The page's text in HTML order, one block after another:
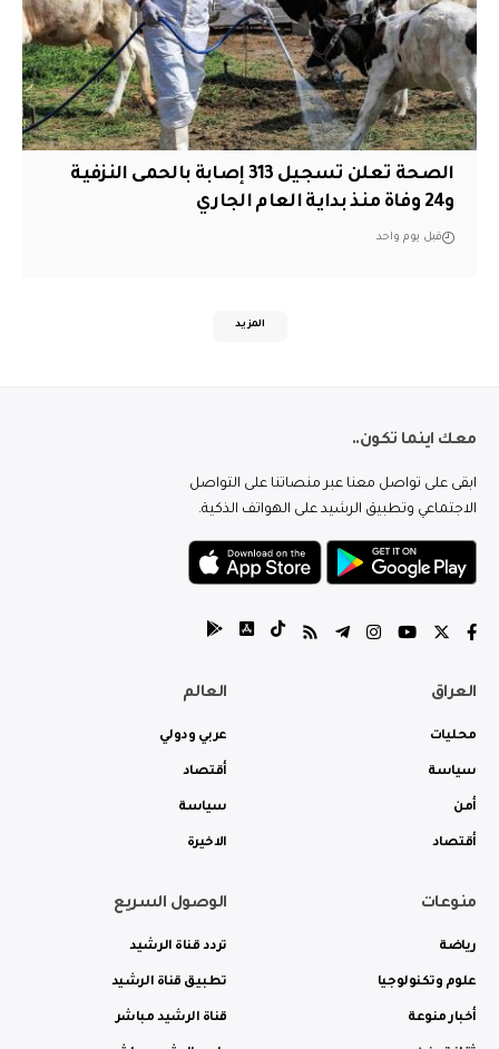
الصحة تعلن تسجيل 313 إصابة بالحمى النزفية
و24 وفاة منذ بداية العام الجاري
قبل يوم واحد
المزيد
معك اينما تكون..
ابقى على تواصل معنا عبر منصاتنا على التواصل
الاجتماعي وتطبيق الرشيد على الهواتف الذكية.
العراق
محليات
سياسة
أمن
أقتصاد
العالم
عربي ودولي
أقتصاد
سياسة
الاخيرة
منوعات
رياضة
علوم وتكنولوجيا
أخبار منوعة
الوصول السريع
تردد قناة الرشيد
تطبيق قناة الرشيد
قناة الرشيد مباشر